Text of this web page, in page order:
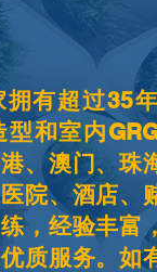
有超过35
型和室内
、澳门、珠
院、酒店、
，经验丰富
质服务。如